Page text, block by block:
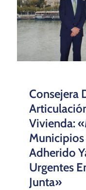
Consejera
Vivienda:
Municipios
Adherido
Urgentes
Junta»